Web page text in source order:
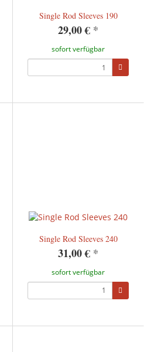
Single Rod Sleeves 190
29,00 € *
sofort verfügbar
Single Rod Sleeves 240
31,00 € *
sofort verfügbar